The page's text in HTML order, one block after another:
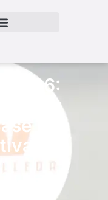
2026: